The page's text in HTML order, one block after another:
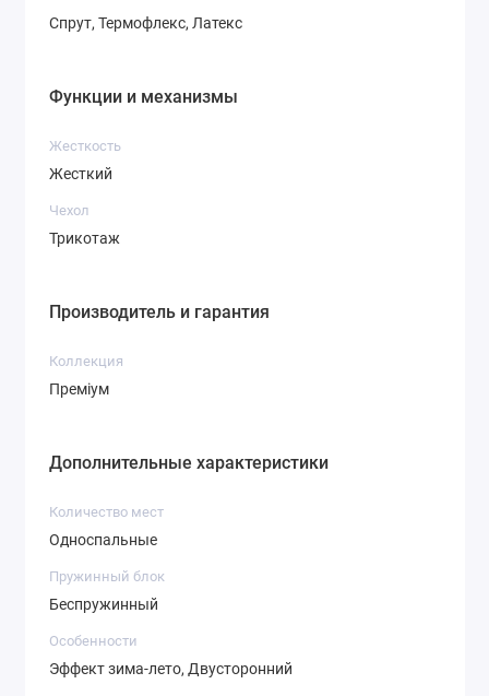
Спрут, Термофлекс, Латекс
Функции и механизмы
Жесткость
Жесткий
Чехол
Трикотаж
Производитель и гарантия
Коллекция
Преміум
Дополнительные характеристики
Количество мест
Односпальные
Пружинный блок
Беспружинный
Особенности
Эффект зима-лето, Двусторонний